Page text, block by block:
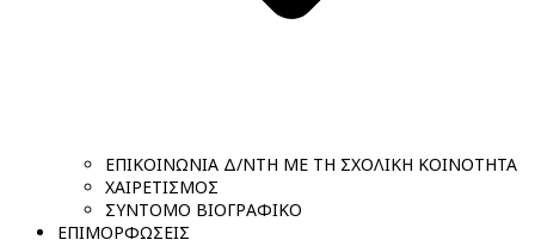
ΕΠΙΚΟΙΝΩΝΙΑ Δ/ΝΤΗ ΜΕ ΤΗ ΣΧΟΛΙΚΗ ΚΟΙΝΟΤΗΤΑ
ΧΑΙΡΕΤΙΣΜΟΣ
ΣΥΝΤΟΜΟ ΒΙΟΓΡΑΦΙΚΟ
ΕΠΙΜΟΡΦΩΣΕΙΣ